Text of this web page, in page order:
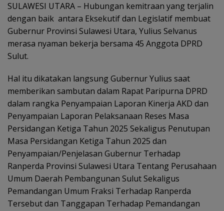
SULAWESI UTARA – Hubungan kemitraan yang terjalin
dengan baik antara Eksekutif dan Legislatif membuat
Gubernur Provinsi Sulawesi Utara, Yulius Selvanus
merasa nyaman bekerja bersama 45 Anggota DPRD
Sulut.
Hal itu dikatakan langsung Gubernur Yulius saat
memberikan sambutan dalam Rapat Paripurna DPRD
dalam rangka Penyampaian Laporan Kinerja AKD dan
Penyampaian Laporan Pelaksanaan Reses Masa
Persidangan Ketiga Tahun 2025 Sekaligus Penutupan
Masa Persidangan Ketiga Tahun 2025 dan
Penyampaian/Penjelasan Gubernur Terhadap
Ranperda Provinsi Sulawesi Utara Tentang Perusahaan
Umum Daerah Pembangunan Sulut Sekaligus
Pemandangan Umum Fraksi Terhadap Ranperda
Tersebut dan Tanggapan Terhadap Pemandangan